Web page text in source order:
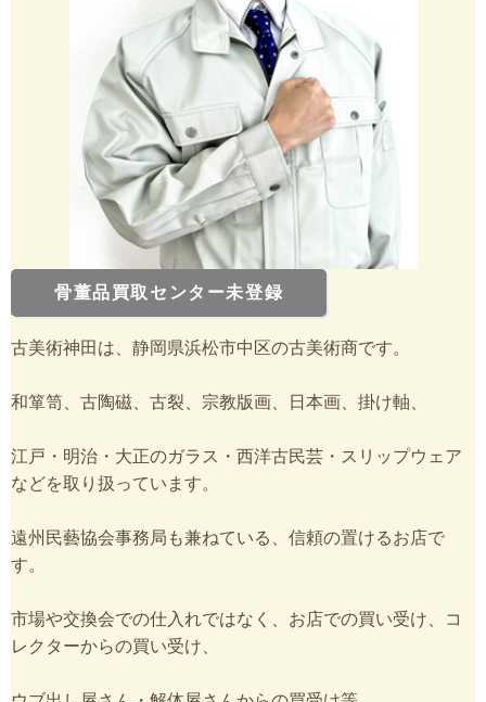
骨董品買取センター未登録
古美術神田は、静岡県浜松市中区の古美術商です。
和箪笥、古陶磁、古裂、宗教版画、日本画、掛け軸、
江戸・明治・大正のガラス・西洋古民芸・スリップウェア
などを取り扱っています。
遠州民藝協会事務局も兼ねている、信頼の置けるお店で
す。
市場や交換会での仕入れではなく、お店での買い受け、コ
レクターからの買い受け、